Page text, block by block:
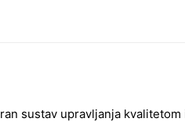
sustav upravljanja kvalitetom